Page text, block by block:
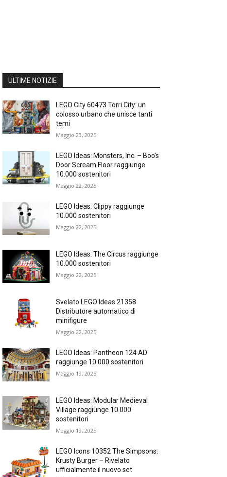
ULTIME NOTIZIE
LEGO City 60473 Torri City: un
colosso urbano che unisce tanti
temi
Maggio 23, 2025
LEGO Ideas: Monsters, Inc. – Boo’s
Door Scream Floor raggiunge
10.000 sostenitori
Maggio 22, 2025
LEGO Ideas: Clippy raggiunge
10.000 sostenitori
Maggio 22, 2025
LEGO Ideas: The Circus raggiunge
10.000 sostenitori
Maggio 22, 2025
Svelato LEGO Ideas 21358
Distributore automatico di
minifigure
Maggio 22, 2025
LEGO Ideas: Pantheon 124 AD
raggiunge 10.000 sostenitori
Maggio 19, 2025
LEGO Ideas: Modular Medieval
Village raggiunge 10.000
sostenitori
Maggio 19, 2025
LEGO Icons 10352 The Simpsons:
Krusty Burger – Rivelato
ufficialmente il nuovo set